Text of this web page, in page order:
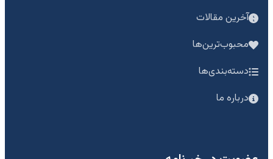
آخرین مقالات
محبوب‌ترین‌ها
دسته‌بندی‌ها
درباره ما